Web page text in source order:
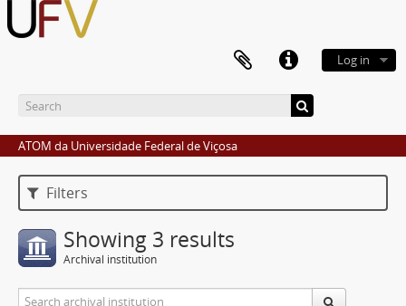
Log in
ATOM da Universidade Federal de Viçosa
Filters
Showing 3 results
Archival institution